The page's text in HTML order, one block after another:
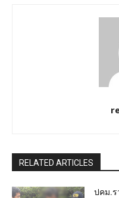
RELATED ARTICLES
ปคม.